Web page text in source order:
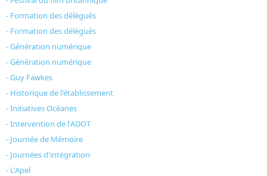
- Formation des délégués
- Formation des délégués
- Génération numérique
- Génération numérique
- Guy Fawkes
- Historique de l'établissement
- Initiatives Océanes
- Intervention de l'ADOT
- Journée de Mémoire
- Journées d'intégration
- L'Apel